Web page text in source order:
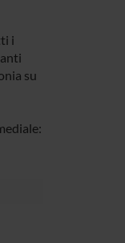
i
su